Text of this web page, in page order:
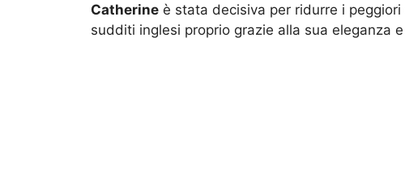
Catherine è stata decisiva per ridurre i
sudditi inglesi proprio grazie alla sua eleganza